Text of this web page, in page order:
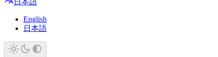
日本語
English
日本語